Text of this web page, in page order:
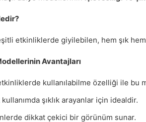
etkinliklerde giyilebilen, hem şık
Avantajları
kullanılabilme özelliği ile bu
şıklık arayanlar için idealdir.
dikkat çekici bir görünüm sunar.